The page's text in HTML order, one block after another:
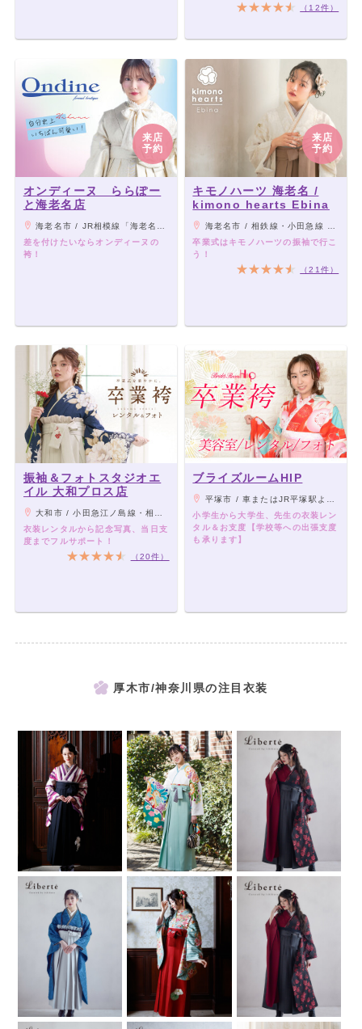
（12件）
来店
予約
オンディーヌ ららぽー
と海老名店
海老名市 / JR相模線「海老名駅」直結、小田急線「海老名駅」より徒歩3分、相模鉄道本線「海老名駅」より徒歩4分
差を付けたいならオンディーヌの
袴！
来店
予約
キモノハーツ 海老名 /
kimono hearts Ebina
海老名市 / 相鉄線・小田急線 海老名駅東口より徒歩１分。ビナウォーク5番館3F。
卒業式はキモノハーツの振袖で行こ
う！
（21件）
振袖＆フォトスタジオエ
イル 大和プロス店
大和市 / 小田急江ノ島線・相鉄本線『大和駅』直結
衣装レンタルから記念写真、当日支
度までフルサポート！
（20件）
ブライズルームHIP
平塚市 / 車またはJR平塚駅よりバス10分 【伊勢原店は伊勢原駅南口から徒歩3分】
小学生から大学生、先生の衣装レン
タル＆お支度【学校等への出張支度
も承ります】
厚木市/神奈川県の注目衣装